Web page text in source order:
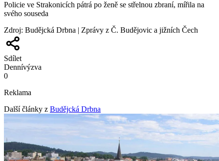
Policie ve Strakonicích pátrá po ženě se střelnou zbraní, mířila na
svého souseda
Zdroj: Budějcká Drbna | Zprávy z Č. Budějovic a jižních Čech
Sdílet
Dennívýzva
0
Reklama
Další články z Budějcká Drbna